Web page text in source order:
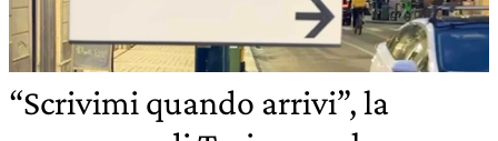
“Scrivimi quando arrivi”, la